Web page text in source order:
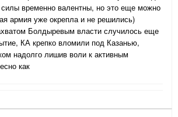
силы временно валентны, но это еще можно
армия уже окрепла и не решились)
Болдыревым власти случилось еще
КА крепко вломили под Казанью,
надолго лишив воли к активным
как